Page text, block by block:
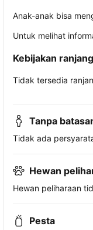
Anak-anak bisa
Untuk melihat
Kebijakan
Tidak tersedia
Tanpa
Tidak ada
Hewan
Hewan peliharaan
Pesta